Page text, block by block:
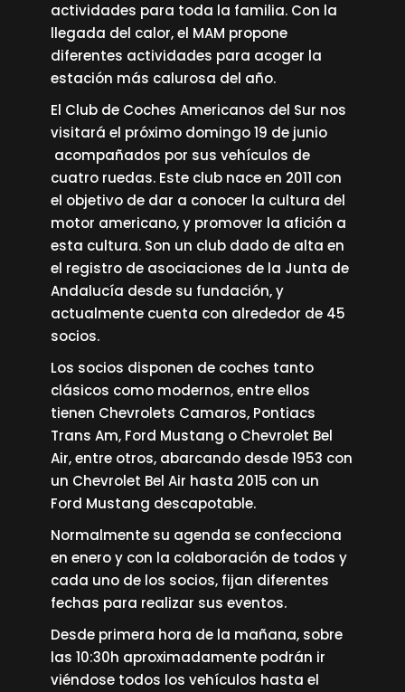
actividades para toda la familia. Con la
llegada del calor, el MAM propone
diferentes actividades para acoger la
estación más calurosa del año.
El Club de Coches Americanos del Sur nos
visitará el próximo domingo 19 de junio
acompañados por sus vehículos de
cuatro ruedas. Este club nace en 2011 con
el objetivo de dar a conocer la cultura del
motor americano, y promover la afición a
esta cultura. Son un club dado de alta en
el registro de asociaciones de la Junta de
Andalucía desde su fundación, y
actualmente cuenta con alrededor de 45
socios.
Los socios disponen de coches tanto
clásicos como modernos, entre ellos
tienen Chevrolets Camaros, Pontiacs
Trans Am, Ford Mustang o Chevrolet Bel
Air, entre otros, abarcando desde 1953 con
un Chevrolet Bel Air hasta 2015 con un
Ford Mustang descapotable.
Normalmente su agenda se confecciona
en enero y con la colaboración de todos y
cada uno de los socios, fijan diferentes
fechas para realizar sus eventos.
Desde primera hora de la mañana, sobre
las 10:30h aproximadamente podrán ir
viéndose todos los vehículos hasta el